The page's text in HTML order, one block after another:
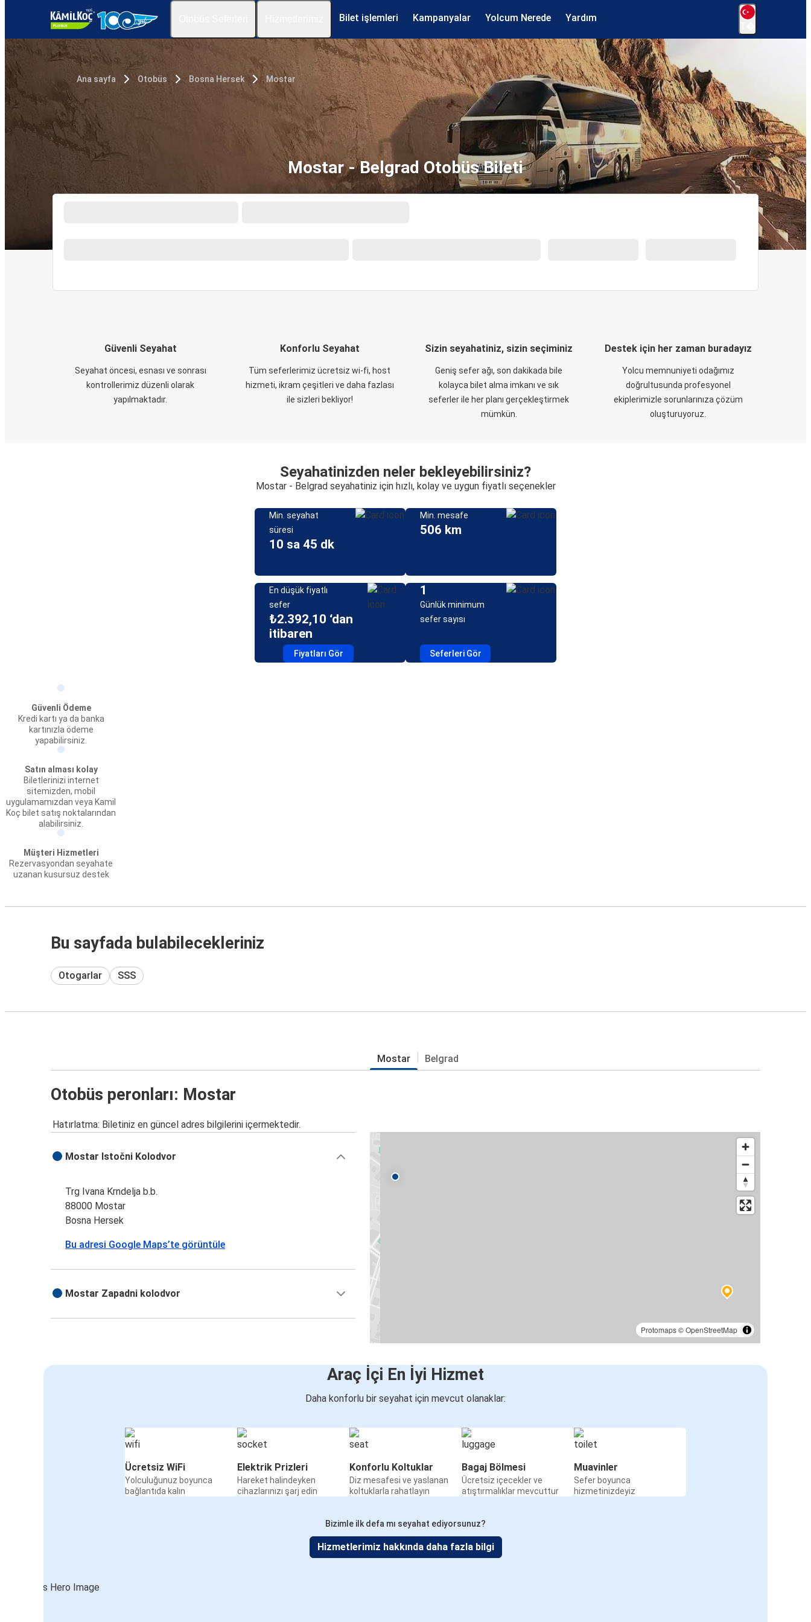
Bilet işlemleri Kampanyalar Yolcum Nerede Yardım
Ana sayfa Otobüs Bosna Hersek Mostar
Mostar - Belgrad Otobüs Bileti
Güvenli Seyahat
Seyahat öncesi, esnası ve sonrası
kontrollerimiz düzenli olarak
yapılmaktadır.
Konforlu Seyahat
Tüm seferlerimiz ücretsiz wi-fi, host
hizmeti, ikram çeşitleri ve daha fazlası
ile sizleri bekliyor!
Sizin seyahatiniz, sizin seçiminiz
Geniş sefer ağı, son dakikada bile
kolayca bilet alma imkanı ve sık
seferler ile her planı gerçekleştirmek
mümkün.
Destek için her zaman buradayız
Yolcu memnuniyeti odağımız
doğrultusunda profesyonel
ekiplerimizle sorunlarınıza çözüm
oluşturuyoruz.
Seyahatinizden neler bekleyebilirsiniz?
Mostar - Belgrad seyahatiniz için hızlı, kolay ve uygun fiyatlı seçenekler
Min. seyahat
süresi
10 sa 45 dk
Min. mesafe
506 km
En düşük fiyatlı
sefer
₺2.392,10 ‘dan
itibaren
Fiyatları Gör
1
Günlük minimum
sefer sayısı
Seferleri Gör
Güvenli Ödeme
Kredi kartı ya da banka
kartınızla ödeme
yapabilirsiniz.
Satın alması kolay
Biletlerinizi internet
sitemizden, mobil
uygulamamızdan veya Kamil
Koç bilet satış noktalarından
alabilirsiniz.
Müşteri Hizmetleri
Rezervasyondan seyahate
uzanan kusursuz destek
Bu sayfada bulabilecekleriniz
Otogarlar SSS
Mostar Belgrad
Otobüs peronları: Mostar
Hatırlatma: Biletiniz en güncel adres bilgilerini içermektedir.
Protomaps©OpenStreetMap
Mostar Istočni Kolodvor
Trg Ivana Krndelja b.b.
88000 Mostar
Bosna Hersek
Bu adresi Google Maps’te görüntüle
Mostar Zapadni kolodvor
Araç İçi En İyi Hizmet
Daha konforlu bir seyahat için mevcut olanaklar:
Ücretsiz WiFi
Yolculuğunuz boyunca
bağlantıda kalın
Elektrik Prizleri
Hareket halindeyken
cihazlarınızı şarj edin
Konforlu Koltuklar
Diz mesafesi ve yaslanan
koltuklarla rahatlayın
Bagaj Bölmesi
Ücretsiz içecekler ve
atıştırmalıklar mevcuttur
Muavinler
Sefer boyunca
hizmetinizdeyiz
Bizimle ilk defa mı seyahat ediyorsunuz?
Hizmetlerimiz hakkında daha fazla bilgi